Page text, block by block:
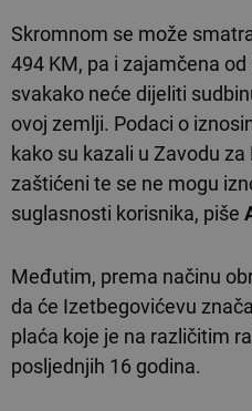
Skromnom se može
494 KM, pa i zajamčena
svakako neće dijeliti
ovoj zemlji. Podaci o
kako su kazali u Zavodu za
zaštićeni te se ne mogu
suglasnosti korisnika, piše
Međutim, prema načinu
da će Izetbegovićevu
plaća koje je na različitim
posljednjih 16 godina.